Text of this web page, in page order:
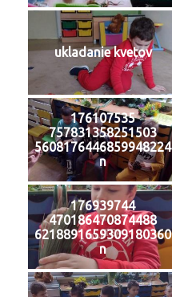
ukladanie kvetov
176107535
757831358251503
5608176446859948224
n
176939744
470186470874488
6218891659309180360
n